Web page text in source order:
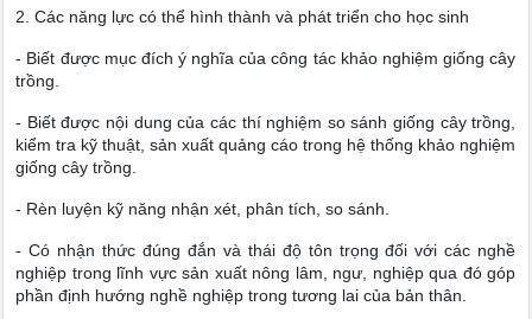
2. Các năng lực có thể hình thành và phát triển cho học sinh
- Biết được mục đích ý nghĩa của công tác khảo nghiệm giống cây
trồng.
- Biết được nội dung của các thí nghiệm so sánh giống cây trồng,
kiểm tra kỹ thuật, sản xuất quảng cáo trong hệ thống khảo nghiệm
giống cây trồng.
- Rèn luyện kỹ năng nhận xét, phân tích, so sánh.
- Có nhận thức đúng đắn và thái độ tôn trọng đối với các nghề
nghiệp trong lĩnh vực sản xuất nông lâm, ngư, nghiệp qua đó góp
phần định hướng nghề nghiệp trong tương lai của bản thân.